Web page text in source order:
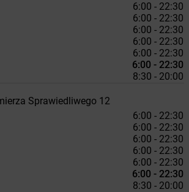
6:00 - 22:30
6:00 - 22:30
6:00 - 22:30
6:00 - 22:30
6:00 - 22:30
6:00 - 22:30
8:30 - 20:00
Sprawiedliwego 12
6:00 - 22:30
6:00 - 22:30
6:00 - 22:30
6:00 - 22:30
6:00 - 22:30
6:00 - 22:30
8:30 - 20:00